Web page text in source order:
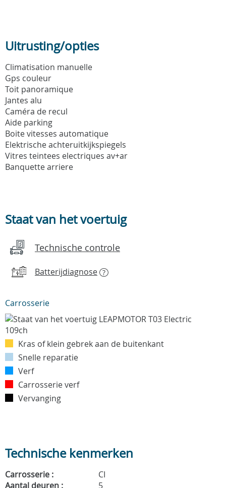
Uitrusting/opties
Climatisation manuelle
Gps couleur
Toit panoramique
Jantes alu
Caméra de recul
Aide parking
Boite vitesses automatique
Elektrische achteruitkijkspiegels
Vitres teintees electriques av+ar
Banquette arriere
Staat van het voertuig
Technische controle
Batterijdiagnose ?
Carrosserie
Kras of klein gebrek aan de buitenkant
Snelle reparatie
Verf
Carrosserie verf
Vervanging
Technische kenmerken
Carrosserie :
CI
Aantal deuren :
5